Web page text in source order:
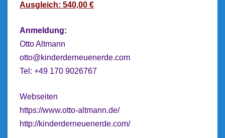
Ausgleich: 540,00 €
Anmeldung:
Otto Altmann
otto@kinderderneuenerde.com
Tel: ‭+49 170 9026767‬
Webseiten
https://www.otto-altmann.de/
http://kinderderneuenerde.com/